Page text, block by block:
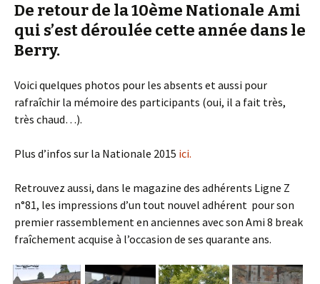
De retour de la 10ème Nationale Ami
qui s’est déroulée cette année dans le
Berry.
Voici quelques photos pour les absents et aussi pour
rafraîchir la mémoire des participants (oui, il a fait très,
très chaud…).
Plus d’infos sur la Nationale 2015 ici.
Retrouvez aussi, dans le magazine des adhérents Ligne Z
n°81, les impressions d’un tout nouvel adhérent pour son
premier rassemblement en anciennes avec son Ami 8 break
fraîchement acquise à l’occasion de ses quarante ans.